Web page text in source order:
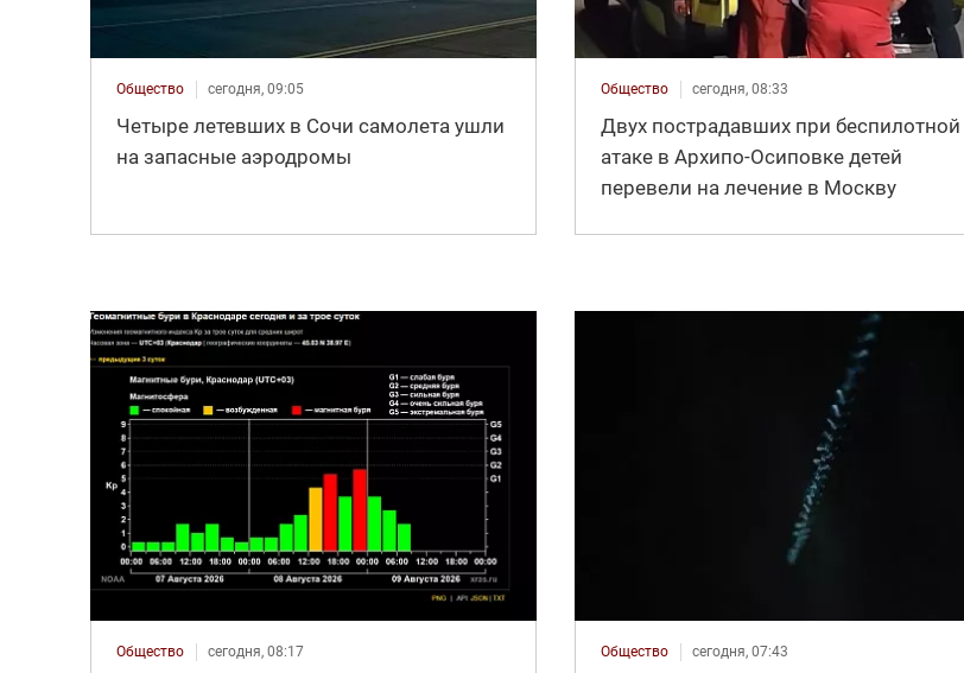
Общество сегодня, 09:05
Четыре летевших в Сочи самолета ушли
на запасные аэродромы
Общество сегодня, 08:33
Двух пострадавших при беспилотной
атаке в Архипо-Осиповке детей
перевели на лечение в Москву
Общество сегодня, 08:17 Общество сегодня, 07:43